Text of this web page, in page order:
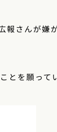
報さんが嫌
を願って